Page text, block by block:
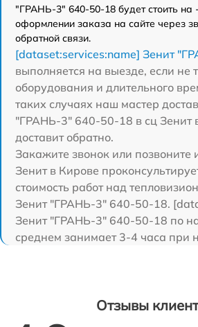
"ГРАНЬ-3" 640-50-18 будет стоить
оформлении заказа на сайте через
обратной связи.
[dataset:services:name] Зенит
выполняется на выезде, если не
оборудования и длительного
таких случаях наш мастер
"ГРАНЬ-3" 640-50-18 в сц Зенит
доставит обратно.
Закажите звонок или позвоните
Зенит в Кирове
стоимость работ над
Зенит "ГРАНЬ-3" 640-50-18.
Зенит "ГРАНЬ-3" 640-50-18 по
среднем занимает 3-4 часа при
Отзывы